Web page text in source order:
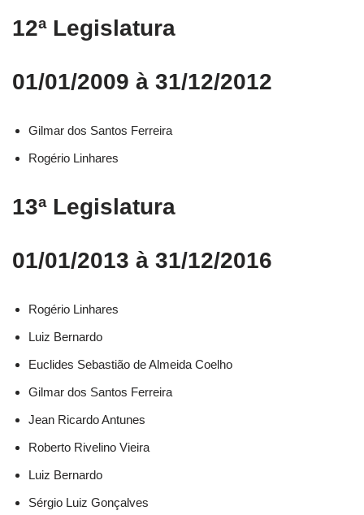
12ª Legislatura
01/01/2009 à 31/12/2012
Gilmar dos Santos Ferreira
Rogério Linhares
13ª Legislatura
01/01/2013 à 31/12/2016
Rogério Linhares​
Luiz Bernardo​
Euclides Sebastião de Almeida Coelho​
Gilmar dos Santos Ferreira​
Jean Ricardo Antunes​
Roberto Rivelino Vieira​
Luiz Bernardo​
Sérgio Luiz Gonçalves​